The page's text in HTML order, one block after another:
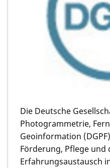
Die Deutsche
Photogrammetrie,
Geoinformation
Förderung, Pflege und
Erfahrungsaustausch